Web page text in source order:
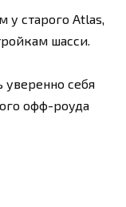
у старого Atlas,
шасси.
себя
офф-роуда